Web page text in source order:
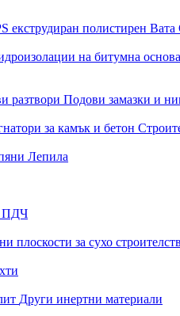
екструдиран полистирен Вата
на битумна основа
разтвори Подови замазки и
за камък и бетон
Лепила
ПДЧ
плоскости за сухо
Други инертни материали